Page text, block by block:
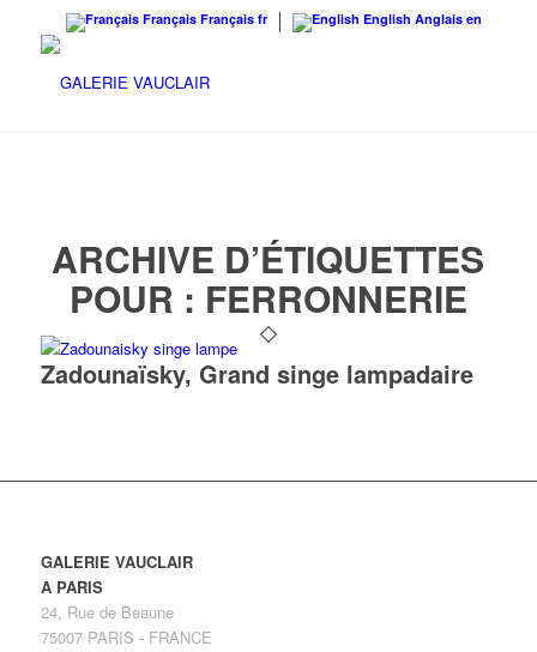
Français Français fr English Anglais en
ARCHIVE D’ÉTIQUETTES
POUR : FERRONNERIE
Zadounaïsky, Grand singe lampadaire
GALERIE VAUCLAIR
A PARIS
24, Rue de Beaune
75007 PARIS - FRANCE